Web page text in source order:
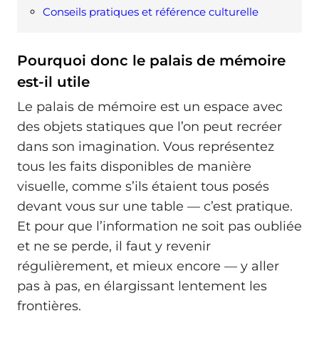
Conseils pratiques et référence culturelle
Pourquoi donc le palais de mémoire
est-il utile
Le palais de mémoire est un espace avec
des objets statiques que l’on peut recréer
dans son imagination. Vous représentez
tous les faits disponibles de manière
visuelle, comme s’ils étaient tous posés
devant vous sur une table — c’est pratique.
Et pour que l’information ne soit pas oubliée
et ne se perde, il faut y revenir
régulièrement, et mieux encore — y aller
pas à pas, en élargissant lentement les
frontières.